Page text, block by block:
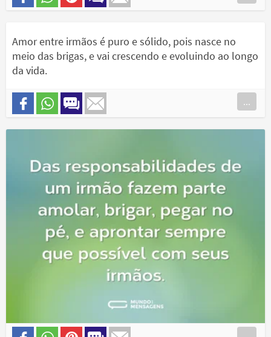
Amor entre irmãos é puro e sólido, pois nasce no
meio das brigas, e vai crescendo e evoluindo ao longo
da vida.
...